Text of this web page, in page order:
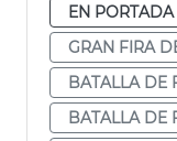
EN
GRAN FIRA
BATALLA DE
BATALLA DE